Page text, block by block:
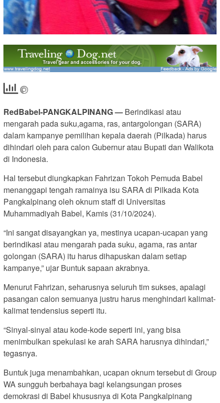
RedBabel-PANGKALPINANG — Berindikasi atau
mengarah pada suku,agama, ras, antargolongan (SARA)
dalam kampanye pemilihan kepala daerah (Pilkada) harus
dihindari oleh para calon Gubernur atau Bupati dan Walikota
di Indonesia.
Hal tersebut diungkapkan Fahrizan Tokoh Pemuda Babel
menanggapi tengah ramainya isu SARA di Pilkada Kota
Pangkalpinang oleh oknum staff di Universitas
Muhammadiyah Babel, Kamis (31/10/2024).
“Ini sangat disayangkan ya, mestinya ucapan-ucapan yang
berindikasi atau mengarah pada suku, agama, ras antar
golongan (SARA) itu harus dihapuskan dalam setiap
kampanye,” ujar Buntuk sapaan akrabnya.
Menurut Fahrizan, seharusnya seluruh tim sukses, apalagi
pasangan calon semuanya justru harus menghindari kalimat-
kalimat tendensius seperti itu.
“Sinyal-sinyal atau kode-kode seperti ini, yang bisa
menimbulkan spekulasi ke arah SARA harusnya dihindari,”
tegasnya.
Buntuk juga menambahkan, ucapan oknum tersebut di Group
WA sungguh berbahaya bagi kelangsungan proses
demokrasi di Babel khususnya di Kota Pangkalpinang